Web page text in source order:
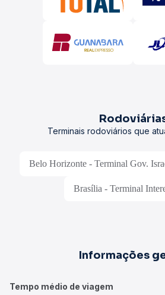
Terminais rodoviários que
Belo Horizonte - Terminal Gov.
Brasília - Terminal
Informações
Tempo médio de viagem